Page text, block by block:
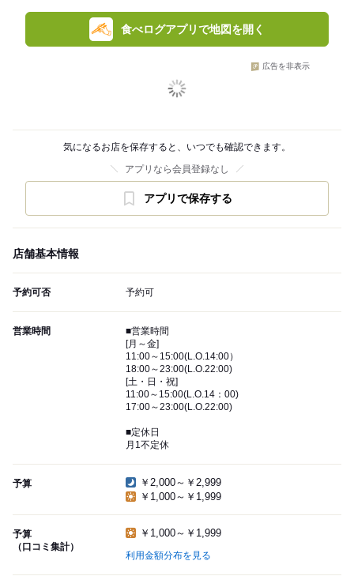
食べログアプリで地図を開く
広告を非表示
気になるお店を保存すると、いつでも確認できます。
アプリなら会員登録なし
アプリで保存する
店舗基本情報
予約可否 予約可
営業時間
■営業時間
[月～金]
11:00～15:00(L.O.14:00）
18:00～23:00(L.O.22:00)
[土・日・祝]
11:00～15:00(L.O.14：00)
17:00～23:00(L.O.22:00)
■定休日
月1不定休
予算
￥2,000～￥2,999
￥1,000～￥1,999
予算
（口コミ集計）
￥1,000～￥1,999
利用金額分布を見る